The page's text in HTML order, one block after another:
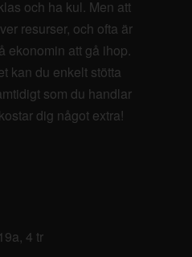
och ha kul. Men att
resurser, och ofta är
ekonomin att gå ihop.
kan du enkelt stötta
som du handlar
dig något extra!
4 tr